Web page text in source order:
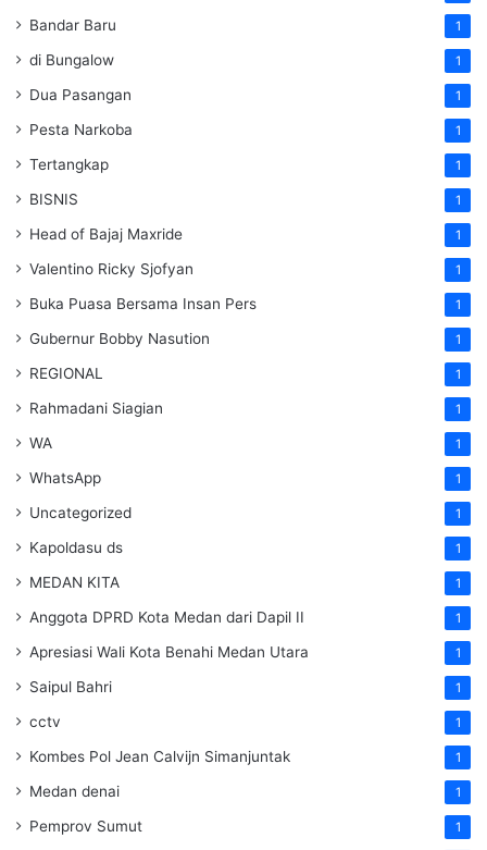
Bandar Baru 1
di Bungalow 1
Dua Pasangan 1
Pesta Narkoba 1
Tertangkap 1
BISNIS 1
Head of Bajaj Maxride 1
Valentino Ricky Sjofyan 1
Buka Puasa Bersama Insan Pers 1
Gubernur Bobby Nasution 1
REGIONAL 1
Rahmadani Siagian 1
WA 1
WhatsApp 1
Uncategorized 1
Kapoldasu ds 1
MEDAN KITA 1
Anggota DPRD Kota Medan dari Dapil II 1
Apresiasi Wali Kota Benahi Medan Utara 1
Saipul Bahri 1
cctv 1
Kombes Pol Jean Calvijn Simanjuntak 1
Medan denai 1
Pemprov Sumut 1